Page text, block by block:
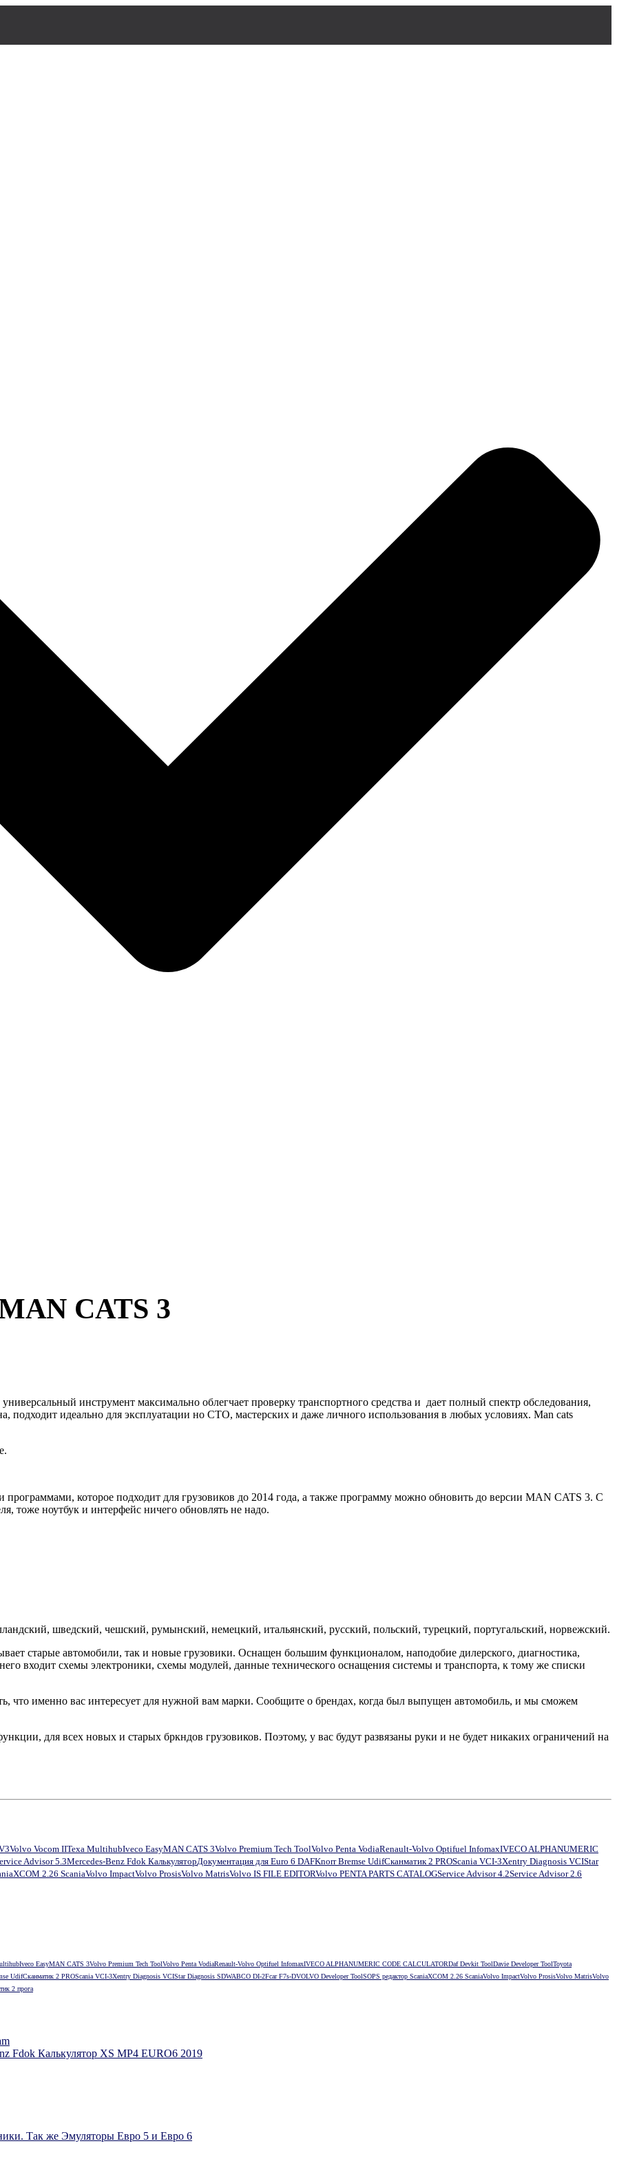
CATS 3
инструмент максимально облегчает проверку транспортного средства и дает полный спектр обследования,
подходит идеально для эксплуатации но СТО, мастерских и даже личного использования в любых условиях. Man cats
программами, которое подходит для грузовиков до 2014 года, а также программу можно обновить до версии MAN CATS 3. С
тоже ноутбук и интерфейс ничего обновлять не надо.
шведский, чешский, румынский, немецкий, итальянский, русский, польский, турецкий, португальский, норвежский.
старые автомобили, так и новые грузовики. Оснащен большим функционалом, наподобие дилерского, диагностика,
входит схемы электроники, схемы модулей, данные технического оснащения системы и транспорта, к тому же списки
что именно вас интересует для нужной вам марки. Сообщите о брендах, когда был выпущен автомобиль, и мы сможем
для всех новых и старых бркндов грузовиков. Поэтому, у вас будут развязаны руки и не будет никаких ограничений на
Volvo Vocom IITexa MultihubIveco EasyMAN CATS 3Volvo Premium Tech ToolVolvo Penta VodiaRenault-Volvo Optifuel InfomaxIVECO ALPHANUMERIC
Advisor 5.3Mercedes-Benz Fdok КалькуляторДокументация для Euro 6 DAFKnorr Bremse UdifСканматик 2 PROScania VCI-3Xentry Diagnosis VCIStar
XCOM 2.26 ScaniaVolvo ImpactVolvo ProsisVolvo MatrisVolvo IS FILE EDITORVolvo PENTA PARTS CATALOGService Advisor 4.2Service Advisor 2.6
Iveco EasyMAN CATS 3Volvo Premium Tech ToolVolvo Penta VodiaRenault-Volvo Optifuel InfomaxIVECO ALPHANUMERIC CODE CALCULATORDaf Devkit ToolDavie Developer ToolToyota
UdifСканматик 2 PROScania VCI-3Xentry Diagnosis VCIStar Diagnosis SDWABCO DI-2Fcar F7s-DVOLVO Developer ToolSOPS редактор ScaniaXCOM 2.26 ScaniaVolvo ImpactVolvo ProsisVolvo MatrisVolvo
2 прога
Fdok Калькулятор XS MP4 EURO6 2019
Так же Эмуляторы Евро 5 и Евро 6